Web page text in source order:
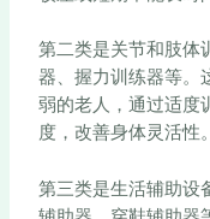
第二类是关节和肢体
器、握力训练器等。
弱的老人，通过适度
度，改善身体灵活性。
第三类是生活辅助设